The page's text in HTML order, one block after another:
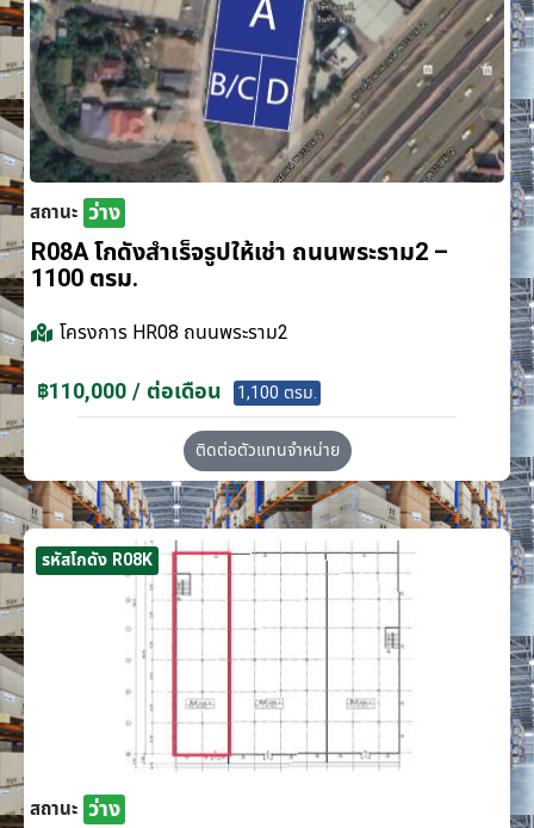
สถานะ ว่าง
R08A โกดังสำเร็จรูปให้เช่า ถนนพระราม2 –
1100 ตรม.
โครงการ HR08 ถนนพระราม2
฿110,000 / ต่อเดือน 1,100 ตรม.
ติดต่อตัวแทนจำหน่าย
รหัสโกดัง R08K
สถานะ ว่าง